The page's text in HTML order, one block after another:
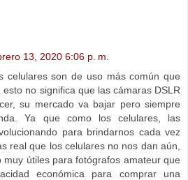
13, 2020 6:06 p. m.
celulares son de uso más común que
esto no significa que las cámaras DSLR
su mercado va bajar pero siempre
Ya que como los celulares, las
para brindarnos cada vez
real que los celulares no nos dan aún,
muy útiles para fotógrafos amateur que
económica para comprar una